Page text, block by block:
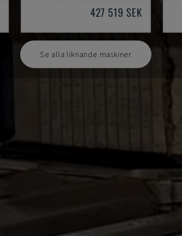
427 519 SEK
Se alla liknande maskiner